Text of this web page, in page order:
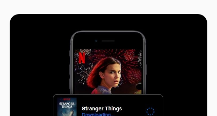
모더나 뿐만 아니라, 화이자, 존슨앤드존슨, 노바백스 등 백신 관련주들이 전날
모두 하락세를 보였습니다. 이런 상황에서 스테판 방셀 모더나 CEO의 행보가
시장의 주목을 받고 있습니다. 쿼츠에 따르면 방셀 CEO는 지난 11일 모더나
180만달러의 주식 1만 주를 매각했습니다. 특이한 것은 다음날 방셀 CEO의
트위터 계정이 예고 없이 사라졌다고 하는데요. 업계에서는 이를 수상하게
여기고 있다고 합니다. 여기에 모더나 CTO와 CFO 등 임원들이 잇따라 '세금
충당'을 목적으로 주식을 매각했다고 공시하면서 의심을 키우고 있습니다.
쿼츠는 이번 매각이 이전에 계획되었던 것이라면서 방셀 CEO가 보유한 전체
자산 중 작은 부분이라고 설명했는데요. 여전히 35억달러 가치의 주식
2180만 주를 소유하는 최대주주로 남아있습니다.👉 팬데믹 진짜 끝날까?
백신 수요 감소에 따른 백신주들의 하락세는 팬데믹 종식이 가까워지고 있는